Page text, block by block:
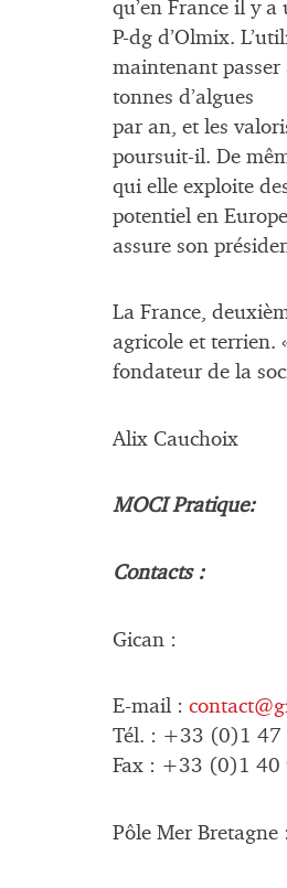
qu’en France il y
P-dg d’Olmix.
maintenant
tonnes d’algues
par an, et les
poursuit-il. De
qui elle exploite
potentiel en Europe
assure son
La France,
agricole et terrien.
fondateur de la
Alix Cauchoix
MOCI Pratique:
Contacts :
Gican :
E-mail :
Tél. : +33 (0)1 47
Fax : +33 (0)1 40
Pôle Mer Bretagne :